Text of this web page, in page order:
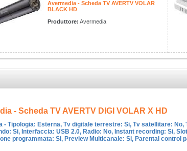
Avermedia - Scheda TV AVERTV VOLAR
BLACK HD
Produttore: Avermedia
- Scheda TV AVERTV DIGI VOLAR X HD
- Tipologia: Esterna, Tv digitale terrestre: Si, Tv satellitare:
Si, Interfaccia: USB 2.0, Radio: No, Instant recording: Si,
programmata: Si, Preview Multicanale: Si, Parental control